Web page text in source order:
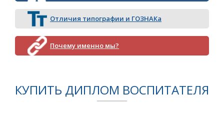
Отличия типографии и ГОЗНАКа
Почему именно мы?
КУПИТЬ ДИПЛОМ ВОСПИТАТЕЛЯ